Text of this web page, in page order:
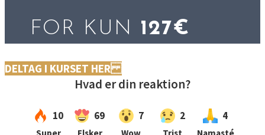
FOR KUN 127€
DELTAG I KURSET HER